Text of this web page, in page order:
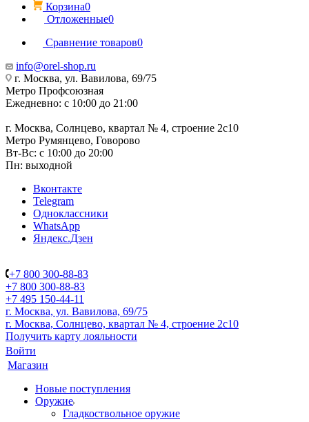
Корзина0
Отложенные0
Сравнение товаров0
info@orel-shop.ru
г. Москва, ул. Вавилова, 69/75
Метро Профсоюзная
Ежедневно: с 10:00 до 21:00
г. Москва, Солнцево, квартал № 4, строение 2с10
Метро Румянцево, Говорово
Вт-Вс: с 10:00 до 20:00
Пн: выходной
Вконтакте
Telegram
Одноклассники
WhatsApp
Яндекс.Дзен
+7 800 300-88-83
+7 800 300-88-83
+7 495 150-44-11
г. Москва, ул. Вавилова, 69/75
г. Москва, Солнцево, квартал № 4, строение 2с10
Получить карту лояльности
Войти
Магазин
Новые поступления
Оружие
Гладкоствольное оружие